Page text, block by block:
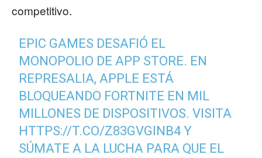
competitivo.
EPIC GAMES DESAFIÓ EL
MONOPOLIO DE APP STORE. EN
REPRESALIA, APPLE ESTÁ
BLOQUEANDO FORTNITE EN MIL
MILLONES DE DISPOSITIVOS. VISITA
HTTPS://T.CO/Z83GVGINB4 Y
SÚMATE A LA LUCHA PARA QUE EL